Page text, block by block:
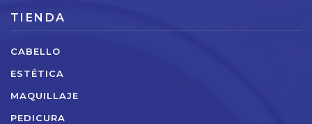
TIENDA
CABELLO
ESTÉTICA
MAQUILLAJE
PEDICURA